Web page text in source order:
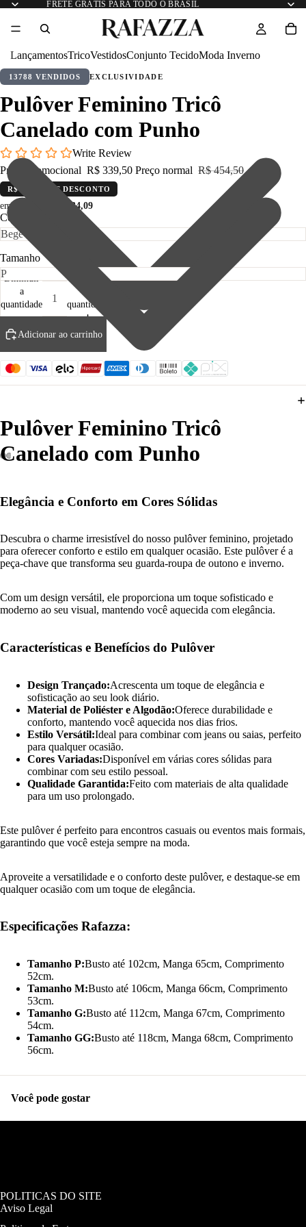
FRETE GRÁTIS PARA TODO O BRASIL
LançamentosTricoVestidosConjunto TecidoModa Inverno
13788 VENDIDOS EXCLUSIVIDADE
Pulôver Feminino Tricô
Canelado com Punho
Write Review
Preço promocional R$ 339,50 Preço normal R$ 454,50
R$ 115,00 DE DESCONTO
em até 12x de R$ 34,09
Cor
Tamanho
Diminuir
a
quantidade
Aumentar
quantidade
Adicionar ao carrinho
Pulôver Feminino Tricô
Canelado com Punho
Elegância e Conforto em Cores Sólidas
Descubra o charme irresistível do nosso pulôver feminino, projetado
para oferecer conforto e estilo em qualquer ocasião. Este pulôver é a
peça-chave que transforma seu guarda-roupa de outono e inverno.
Com um design versátil, ele proporciona um toque sofisticado e
moderno ao seu visual, mantendo você aquecida com elegância.
Características e Benefícios do Pulôver
Design Trançado:Acrescenta um toque de elegância e
sofisticação ao seu look diário.
Material de Poliéster e Algodão:Oferece durabilidade e
conforto, mantendo você aquecida nos dias frios.
Estilo Versátil:Ideal para combinar com jeans ou saias, perfeito
para qualquer ocasião.
Cores Variadas:Disponível em várias cores sólidas para
combinar com seu estilo pessoal.
Qualidade Garantida:Feito com materiais de alta qualidade
para um uso prolongado.
Este pulôver é perfeito para encontros casuais ou eventos mais formais,
garantindo que você esteja sempre na moda.
Aproveite a versatilidade e o conforto deste pulôver, e destaque-se em
qualquer ocasião com um toque de elegância.
Especificações Rafazza:
Tamanho P:Busto até 102cm, Manga 65cm, Comprimento
52cm.
Tamanho M:Busto até 106cm, Manga 66cm, Comprimento
53cm.
Tamanho G:Busto até 112cm, Manga 67cm, Comprimento
54cm.
Tamanho GG:Busto até 118cm, Manga 68cm, Comprimento
56cm.
Você pode gostar
POLITICAS DO SITE
Aviso Legal